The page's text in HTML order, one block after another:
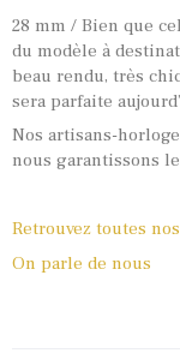
28 mm / Bien que
du modèle à
beau rendu, très
sera parfaite
Nos artisans-
nous garantissons
Retrouvez toutes
On parle de nous